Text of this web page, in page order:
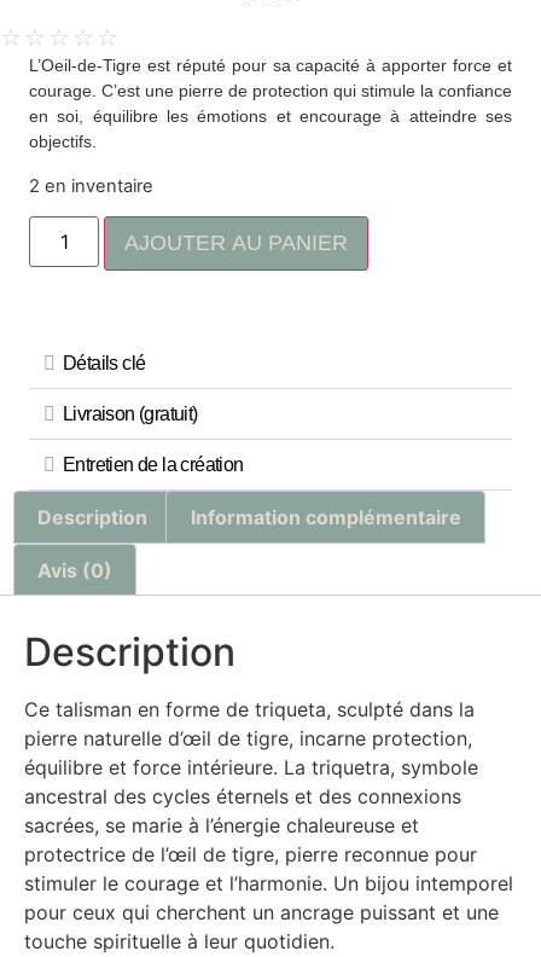
☆ ☆ ☆ ☆ ☆
L’Oeil-de-Tigre est réputé pour sa capacité à apporter force et
courage. C’est une pierre de protection qui stimule la confiance
en soi, équilibre les émotions et encourage à atteindre ses
objectifs.
2 en inventaire
AJOUTER AU PANIER
Détails clé
Livraison (gratuit)
Entretien de la création
Description Information complémentaire
Avis (0)
Description
Ce talisman en forme de triqueta, sculpté dans la
pierre naturelle d’œil de tigre, incarne protection,
équilibre et force intérieure. La triquetra, symbole
ancestral des cycles éternels et des connexions
sacrées, se marie à l’énergie chaleureuse et
protectrice de l’œil de tigre, pierre reconnue pour
stimuler le courage et l’harmonie. Un bijou intemporel
pour ceux qui cherchent un ancrage puissant et une
touche spirituelle à leur quotidien.